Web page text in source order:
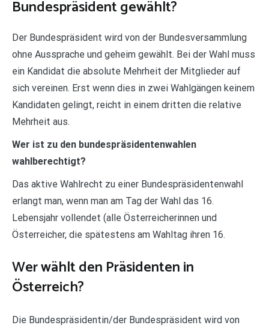
Bundespräsident gewählt?
Der Bundespräsident wird von der Bundesversammlung
ohne Aussprache und geheim gewählt. Bei der Wahl muss
ein Kandidat die absolute Mehrheit der Mitglieder auf
sich vereinen. Erst wenn dies in zwei Wahlgängen keinem
Kandidaten gelingt, reicht in einem dritten die relative
Mehrheit aus.
Wer ist zu den bundespräsidentenwahlen
wahlberechtigt?
Das aktive Wahlrecht zu einer Bundespräsidentenwahl
erlangt man, wenn man am Tag der Wahl das 16.
Lebensjahr vollendet (alle Österreicherinnen und
Österreicher, die spätestens am Wahltag ihren 16.
Wer wählt den Präsidenten in
Österreich?
Die Bundespräsidentin/der Bundespräsident wird von